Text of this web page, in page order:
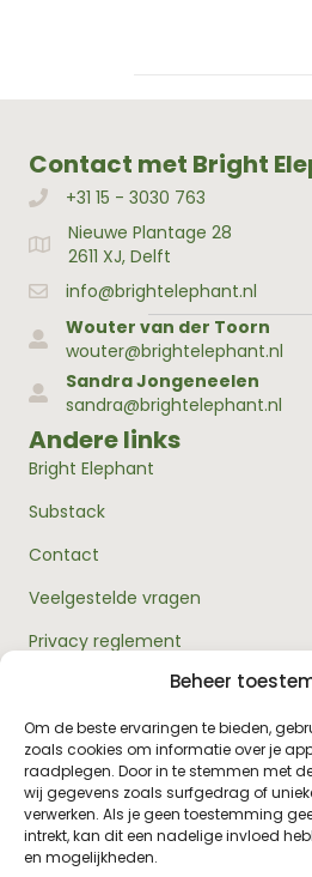
Beheer
Om de beste ervaringen te bieden,
zoals cookies om informatie over je
raadplegen. Door in te stemmen met
wij gegevens zoals surfgedrag of
verwerken. Als je geen toestemming
intrekt, kan dit een nadelige invloed
en mogelijkheden.
Contact met Bright
Bellen met Bright Elephant
+31 15 - 3030 763
Adres Bright Elephant
Nieuwe Plantage 28
2611 XJ, Delft
info@brightelephant.nl
Wouter van der Toorn
wouter@brightelephant.nl
Sandra Jongeneelen
sandra@brightelephant.nl
Andere links
Bright Elephant
Substack
Contact
Veelgestelde vragen
Privacy reglement
Algemene voorwaarden
Over ons
RouwExpertise.nl is een initiatief
hét kennisplatform over rouw en
betrouwbare informatie en
iedereen die met rouw te
omgeving, van professionals tot